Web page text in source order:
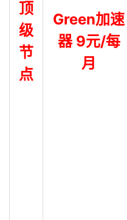
顶
级
节
点
Green加速
器 9元/每
月